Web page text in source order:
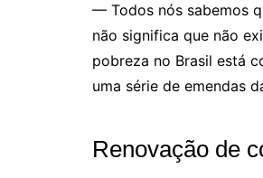
— Todos nós sabemos
não significa que não
pobreza no Brasil está
uma série de emendas
Renovação de